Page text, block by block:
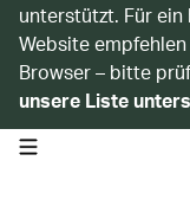
unterstützt. Für
Website
Browser – bitte
unsere Liste
open navigation menu